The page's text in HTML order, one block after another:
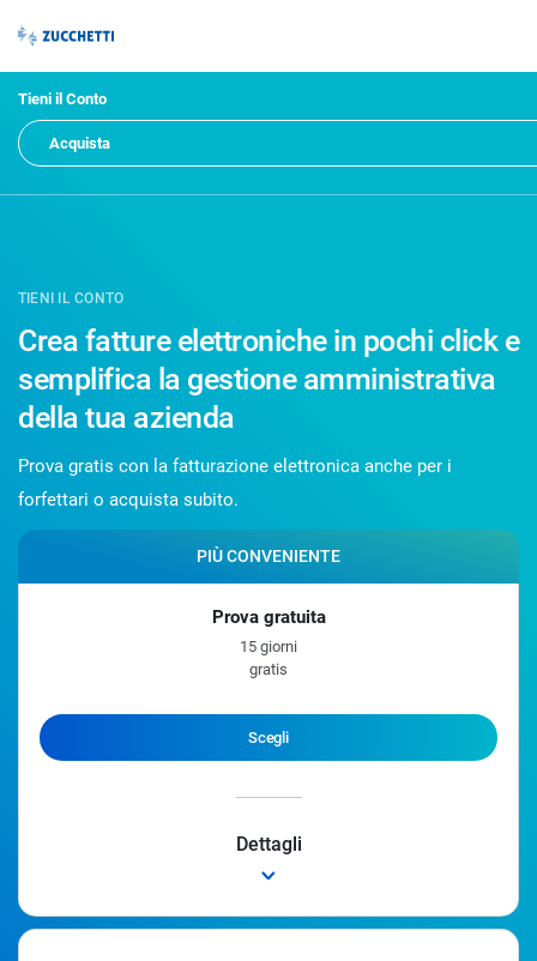
Tieni il Conto
Acquista
TIENI IL CONTO
Crea fatture elettroniche in pochi click e
semplifica la gestione amministrativa
della tua azienda
Prova gratis con la fatturazione elettronica anche per i
forfettari o acquista subito.
Prova gratuita
15 giorni
gratis
Scegli
Dettagli